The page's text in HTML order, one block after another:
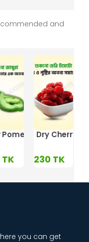
and
- শুকনা জাম্বুরা
TK
Dry Cherry
230 TK
you can get